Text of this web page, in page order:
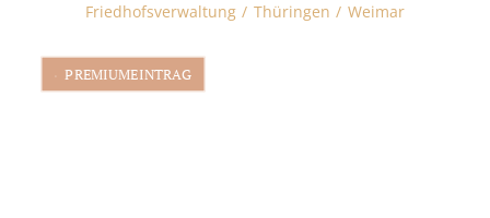
Friedhofsverwaltung
Thüringen Weimar
PREMIUMEINTRAG